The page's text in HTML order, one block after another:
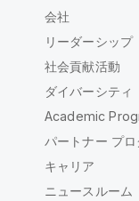
会社
リーダーシップ
社会貢献活動
ダイバーシティ
Academic
パートナー プロ
キャリア
ニュースルーム